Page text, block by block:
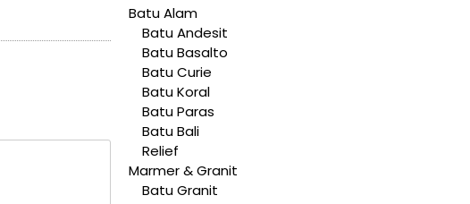
Batu Alam
Batu Andesit
Batu Basalto
Batu Curie
Batu Koral
Batu Paras
Batu Bali
Relief
Marmer & Granit
Batu Granit